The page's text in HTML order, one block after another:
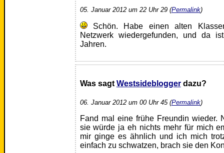
05. Januar 2012 um 22 Uhr 29 (Permalink)
Schön. Habe einen alten
Netzwerk wiedergefunden, und da
Jahren.
Was sagt Westsidebloggerdazu?
06. Januar 2012 um 00 Uhr 45 (Permalink)
Fand mal eine frühe Freundin wieder.
sie würde ja eh nichts mehr für mich
mir ginge es ähnlich und ich mich
einfach zu schwatzen, brach sie den